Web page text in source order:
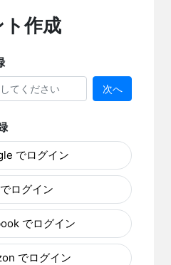
作成
次へ
でログイン
ログイン
でログイン
でログイン